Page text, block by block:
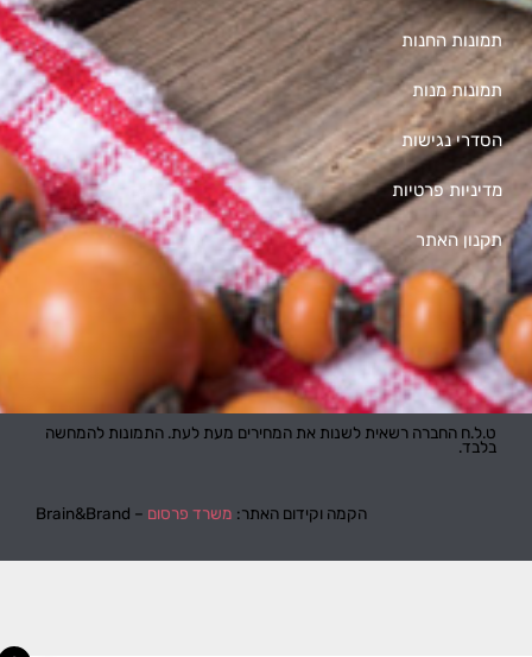
תמונות החנות
תמונות מנות
הסדרי נגישות
מדיניות פרטיות
תקנון האתר
ט.ל.ח החברה רשאית לשנות את המחירים מעת לעת. התמונות להמחשה
בלבד.
הקמה וקידום האתר: משרד פרסום – Brain&Brand